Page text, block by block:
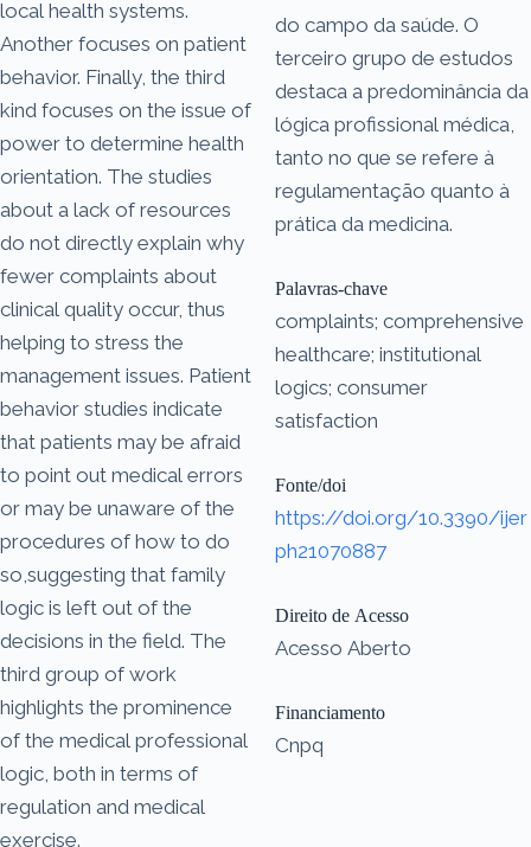
local health systems.
Another focuses on patient
behavior. Finally, the third
kind focuses on the issue of
power to determine health
orientation. The studies
about a lack of resources
do not directly explain why
fewer complaints about
clinical quality occur, thus
helping to stress the
management issues. Patient
behavior studies indicate
that patients may be afraid
to point out medical errors
or may be unaware of the
procedures of how to do
so,suggesting that family
logic is left out of the
decisions in the field. The
third group of work
highlights the prominence
of the medical professional
logic, both in terms of
regulation and medical
exercise.
do campo da saúde. O
terceiro grupo de estudos
destaca a predominância da
lógica profissional médica,
tanto no que se refere à
regulamentação quanto à
prática da medicina.
Palavras-chave
complaints; comprehensive
healthcare; institutional
logics; consumer
satisfaction
Fonte/doi
https://doi.org/10.3390/ijer
ph21070887
Direito de Acesso
Acesso Aberto
Financiamento
Cnpq